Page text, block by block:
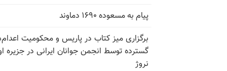
پیام به مسعوده ۱۶۹۰ دماوند
برگزاری میز کتاب در پاریس و محکومیت
گسترده توسط انجمن جوانان ایرانی در جزیره
نروژ